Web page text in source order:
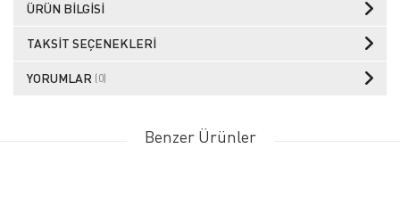
ÜRÜN BILGISI
TAKSIT SEÇENEKLERI
YORUMLAR (0)
Benzer Ürünler